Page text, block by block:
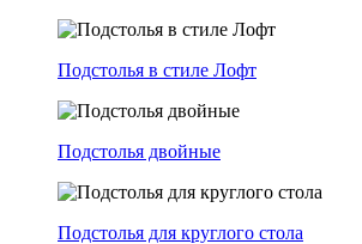
Подстолья в стиле Лофт
Подстолья двойные
Подстолья для круглого стола